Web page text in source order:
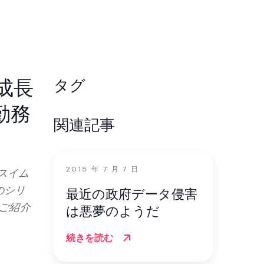
いソリュ
化しま
長
務
イム
シリ
紹介
タグ
関連記事
2015 年 7 月 7 日
最近の政府データ侵害
は悪夢のようだ
続きを読む